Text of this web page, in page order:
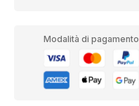
Modalità di pagamento